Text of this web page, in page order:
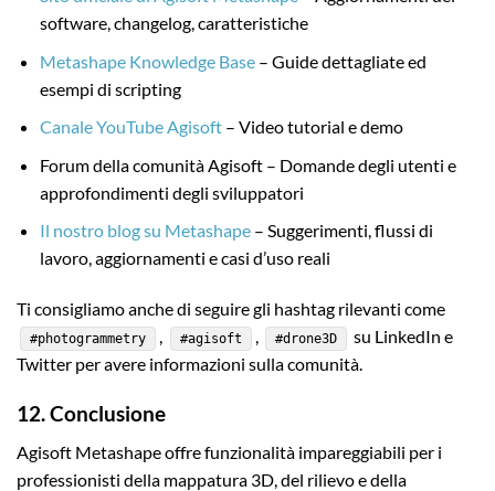
software, changelog, caratteristiche
Metashape Knowledge Base– Guide dettagliate ed
esempi di scripting
Canale YouTube Agisoft– Video tutorial e demo
Forum della comunità Agisoft – Domande degli utenti e
approfondimenti degli sviluppatori
Il nostro blog su Metashape– Suggerimenti, flussi di
lavoro, aggiornamenti e casi d’uso reali
Ti consigliamo anche di seguire gli hashtag rilevanti come
#photogrammetry , #agisoft , #drone3D
su LinkedIn e
Twitter per avere informazioni sulla comunità.
12. Conclusione
Agisoft Metashape offre funzionalità impareggiabili per i
professionisti della mappatura 3D, del rilievo e della